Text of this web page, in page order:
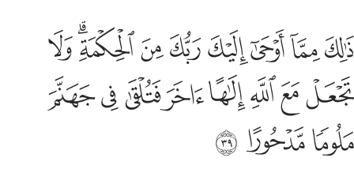
ذالك مما اوحى اليك ربك من الحكمة ولا تجعل مع الله الاها اخر فتلقى
ذَٰلِكَ مِمَّآ أَوْحَىٰٓ إِلَيْكَ رَبُّكَ مِنَ ٱلْحِكْمَةِ ۗ وَلَا تَجْعَلْ مَعَ ٱللَّهِ إِلَـٰهًا ءَاخَرَ
ﱁﱂﱃﱄﱅﱆﱇﱈﱉ
ﱊﱋﱌﱍﱎﱏﱐﱑ
ﱒﱓﱔ